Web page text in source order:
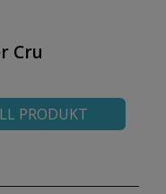
Cru
PRODUKT